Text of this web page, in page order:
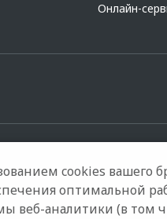
Онлайн-
cookies вашего
оптимальной
веб-аналитики (в том